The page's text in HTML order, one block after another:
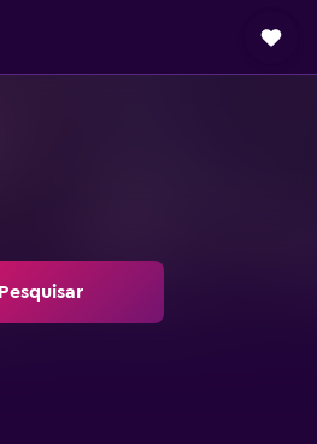
Pesquisar